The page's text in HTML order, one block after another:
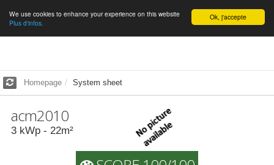
English Ok, j'accepte
We use cookies to enhance your experience on this website
Plus d'infos.
Homepage System sheet
acm2010
3 kWp - 22m²